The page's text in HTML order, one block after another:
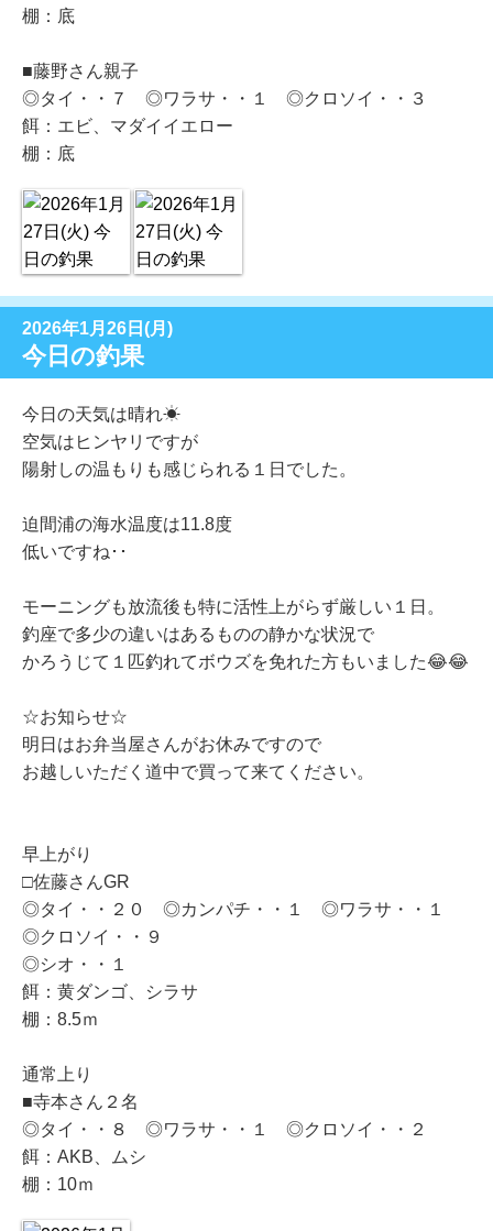
棚：底
■藤野さん親子
◎タイ・・７ ◎ワラサ・・１ ◎クロソイ・・３
餌：エビ、マダイイエロー
棚：底
2026年1月26日(月)
今日の釣果
今日の天気は晴れ☀
空気はヒンヤリですが
陽射しの温もりも感じられる１日でした。
迫間浦の海水温度は11.8度
低いですね･･
モーニングも放流後も特に活性上がらず厳しい１日。
釣座で多少の違いはあるものの静かな状況で
かろうじて１匹釣れてボウズを免れた方もいました😂😂
☆お知らせ☆
明日はお弁当屋さんがお休みですので
お越しいただく道中で買って来てください。
早上がり
□佐藤さんGR
◎タイ・・２０ ◎カンパチ・・１ ◎ワラサ・・１
◎クロソイ・・９
◎シオ・・１
餌：黄ダンゴ、シラサ
棚：8.5ｍ
通常上り
■寺本さん２名
◎タイ・・８ ◎ワラサ・・１ ◎クロソイ・・２
餌：AKB、ムシ
棚：10ｍ